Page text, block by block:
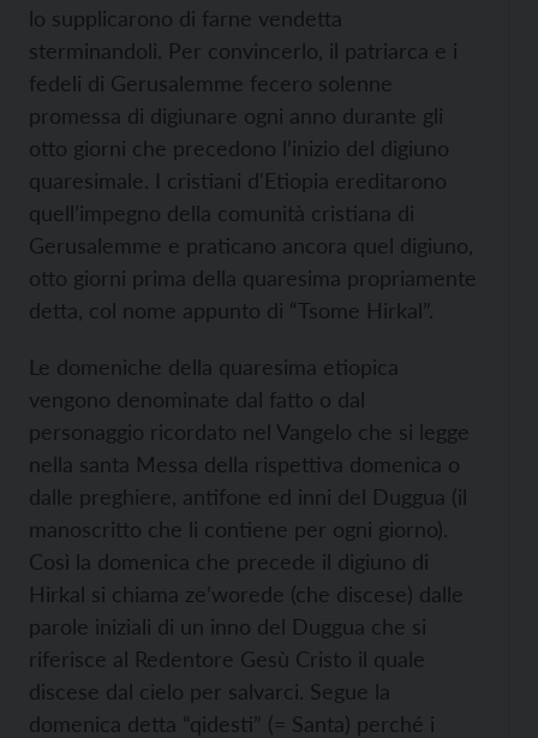
lo supplicarono di farne vendetta
sterminandoli. Per convincerlo, il patriarca e i
fedeli di Gerusalemme fecero solenne
promessa di digiunare ogni anno durante gli
otto giorni che precedono l’inizio del digiuno
quaresimale. I cristiani d'Etiopia ereditarono
quell’impegno della comunità cristiana di
Gerusalemme e praticano ancora quel digiuno,
otto giorni prima della quaresima propriamente
detta, col nome appunto di “Tsome Hirkal”.
Le domeniche della quaresima etiopica
vengono denominate dal fatto o dal
personaggio ricordato nel Vangelo che si legge
nella santa Messa della rispettiva domenica o
dalle preghiere, antifone ed inni del Duggua (il
manoscritto che li contiene per ogni giorno).
Così la domenica che precede il digiuno di
Hirkal si chiama ze’worede (che discese) dalle
parole iniziali di un inno del Duggua che si
riferisce al Redentore Gesù Cristo il quale
discese dal cielo per salvarci. Segue la
domenica detta “qidesti” (= Santa) perché i